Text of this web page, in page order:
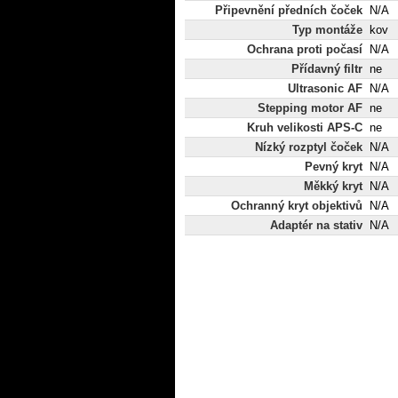
Připevnění předních čoček
N/A
Typ montáže
kov
Ochrana proti počasí
N/A
Přídavný filtr ne
Ultrasonic AF
N/A
Stepping motor AF ne
Kruh velikosti APS-C ne
Nízký rozptyl čoček
N/A
Pevný kryt
N/A
Měkký kryt
N/A
Ochranný kryt objektivů
N/A
Adaptér na stativ
N/A